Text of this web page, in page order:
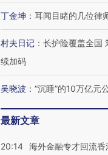
丁金坤 ： 耳闻目睹的几位律
村夫日记 ： 长护险覆盖全国
续加码
吴晓波 ： “沉睡”的10万亿元
最新文章
20:14 海外金融专才回流